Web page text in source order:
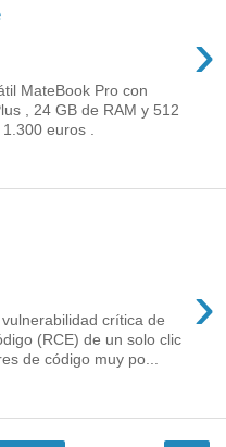
›
MateBook Pro con
, 24 GB de RAM y 512
euros .
›
crítica de
(RCE) de un solo clic
de código muy po...